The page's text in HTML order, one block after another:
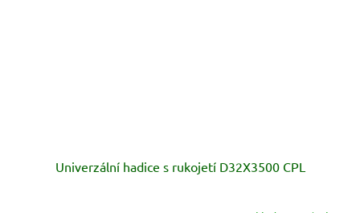
Univerzální hadice s rukojetí D32X3500 CPL